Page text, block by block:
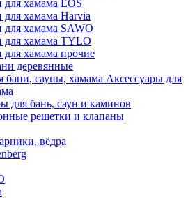
для хамама EOS
для хамама Harvia
для хамама SAWO
для хамама TYLO
для хамама прочие
деревянные
Аксессуары для
для бань, саун и каминов
решетки и клапаны
вёдра